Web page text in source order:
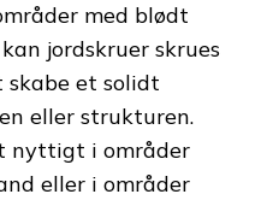
med blødt
jordskruer skrues
et solidt
eller strukturen.
nyttigt i områder
eller i områder